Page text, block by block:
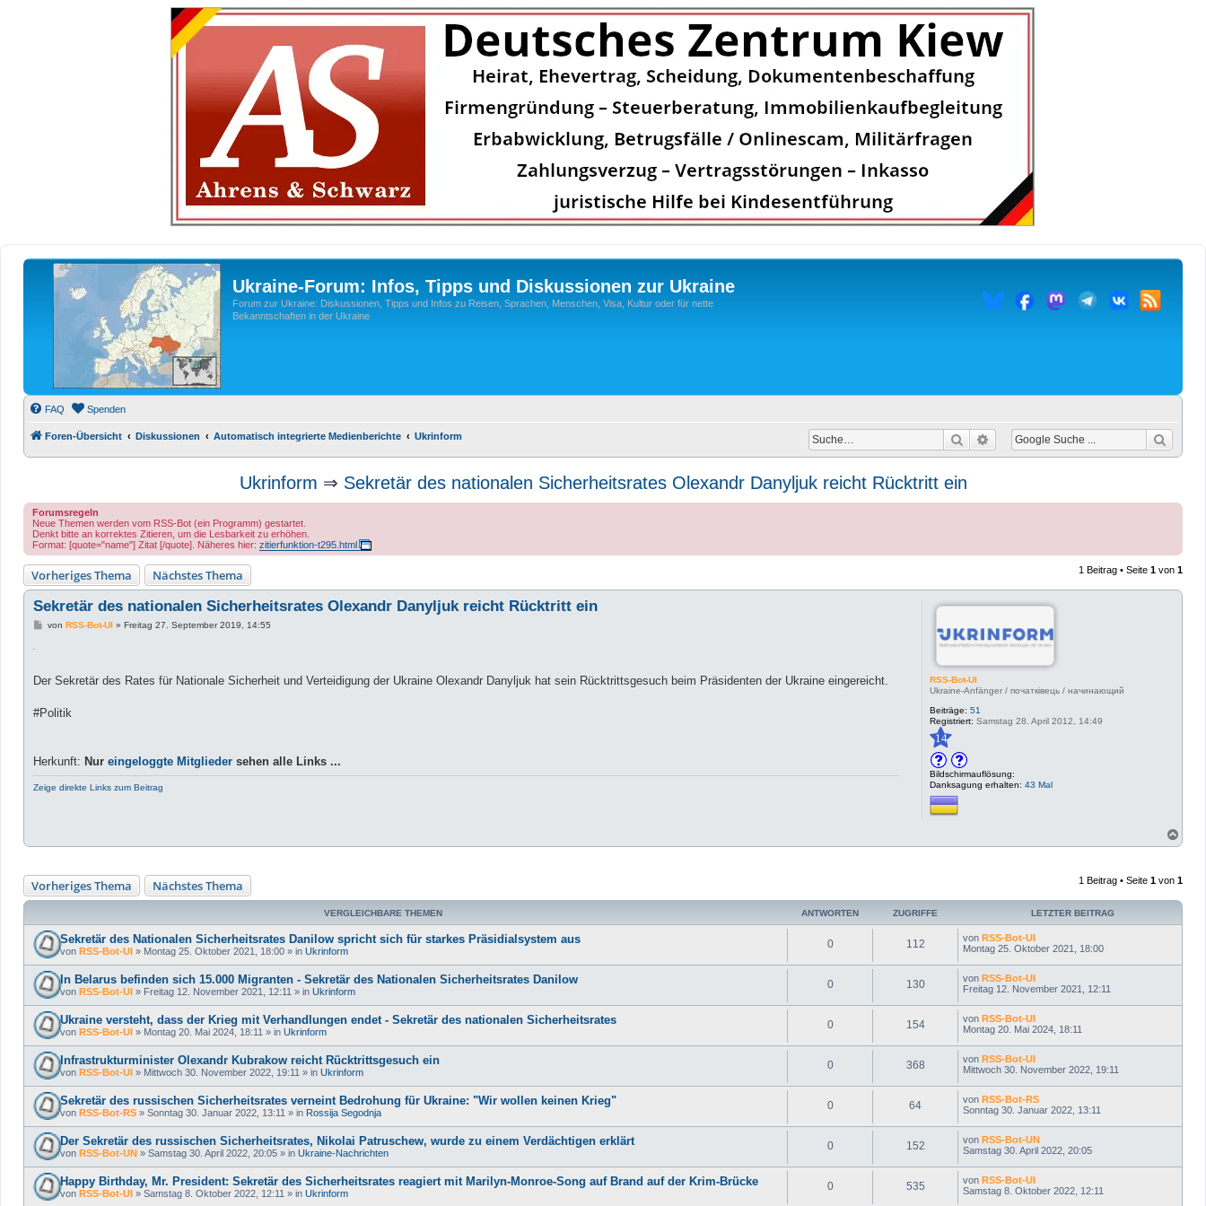
Ukraine-Forum: Infos, Tipps und Diskussionen zur Ukraine
Forum zur Ukraine: Diskussionen, Tipps und Infos zu Reisen, Sprachen, Menschen, Visa, Kultur oder für nette
Bekanntschaften in der Ukraine
FAQ Spenden
Foren-Übersicht Diskussionen Automatisch integrierte Medienberichte Ukrinform Suche Erweiterte Suche
Ukrinform ⇒ Sekretär des nationalen Sicherheitsrates Olexandr Danyljuk reicht Rücktritt ein
Forumsregeln
Neue Themen werden vom RSS-Bot (ein Programm) gestartet.
Denkt bitte an korrektes Zitieren, um die Lesbarkeit zu erhöhen.
Format: [quote="name"] Zitat [/quote]. Näheres hier: zitierfunktion-t295.html
Vorheriges Thema Nächstes Thema 1 Beitrag • Seite 1 von 1
RSS-Bot-UI
Ukraine-Anfänger / початківець / начинающий
Beiträge: 51
Registriert: Samstag 28. April 2012, 14:49
14
Bildschirmauflösung:
Danksagung erhalten: 43 Mal
Sekretär des nationalen Sicherheitsrates Olexandr Danyljuk reicht Rücktritt ein
B
a
von RSS-Bot-UI» Freitag 27. September 2019, 14:55
Der Sekretär des Rates für Nationale Sicherheit und Verteidigung der Ukraine Olexandr Danyljuk hat sein Rücktrittsgesuch beim Präsidenten der Ukraine eingereicht.
#Politik
Herkunft: Nur eingeloggte Mitglieder sehen alle Links ...
Zeige direkte Links zum Beitrag
a
o
e
Vorheriges Thema Nächstes Thema 1 Beitrag • Seite 1 von 1
VERGLEICHBARE THEMEN ANTWORTEN ZUGRIFFE LETZTER BEITRAG
Sekretär des Nationalen Sicherheitsrates Danilow spricht sich für starkes Präsidialsystem aus
von RSS-Bot-UI » Montag 25. Oktober 2021, 18:00 » in Ukrinform
0 112 von RSS-Bot-UI
Montag 25. Oktober 2021, 18:00
In Belarus befinden sich 15.000 Migranten - Sekretär des Nationalen Sicherheitsrates Danilow
von RSS-Bot-UI » Freitag 12. November 2021, 12:11 » in Ukrinform
0 130 von RSS-Bot-UI
Freitag 12. November 2021, 12:11
Ukraine versteht, dass der Krieg mit Verhandlungen endet - Sekretär des nationalen Sicherheitsrates
von RSS-Bot-UI » Montag 20. Mai 2024, 18:11 » in Ukrinform
0 154 von RSS-Bot-UI
Montag 20. Mai 2024, 18:11
Infrastrukturminister Olexandr Kubrakow reicht Rücktrittsgesuch ein
von RSS-Bot-UI » Mittwoch 30. November 2022, 19:11 » in Ukrinform
0 368 von RSS-Bot-UI
Mittwoch 30. November 2022, 19:11
Sekretär des russischen Sicherheitsrates verneint Bedrohung für Ukraine: "Wir wollen keinen Krieg"
von RSS-Bot-RS » Sonntag 30. Januar 2022, 13:11 » in Rossija Segodnja
0 64 von RSS-Bot-RS
Sonntag 30. Januar 2022, 13:11
Der Sekretär des russischen Sicherheitsrates, Nikolai Patruschew, wurde zu einem Verdächtigen erklärt
von RSS-Bot-UN » Samstag 30. April 2022, 20:05 » in Ukraine-Nachrichten
0 152 von RSS-Bot-UN
Samstag 30. April 2022, 20:05
Happy Birthday, Mr. President: Sekretär des Sicherheitsrates reagiert mit Marilyn-Monroe-Song auf Brand auf der Krim-Brücke
von RSS-Bot-UI » Samstag 8. Oktober 2022, 12:11 » in Ukrinform
0 535 von RSS-Bot-UI
Samstag 8. Oktober 2022, 12:11